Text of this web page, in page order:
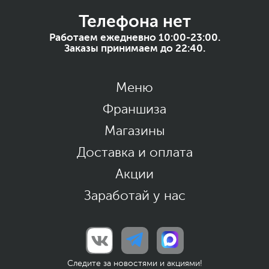
Телефона нет
Работаем ежедневно 10:00-23:00.
Заказы принимаем до 22:40.
Меню
Франшиза
Магазины
Доставка и оплата
Акции
Заработай у нас
Следите за новостями и акциями!